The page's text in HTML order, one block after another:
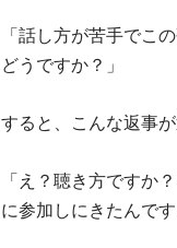
「話し方が苦手でこ
どうですか？」
すると、こんな返事が
「え？聴き方ですか
に参加しにきたんで